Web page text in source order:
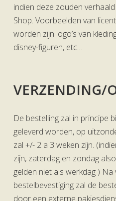
indien deze zouden
Shop. Voorbeelden van
worden zijn logo’s van
disney-figuren, etc…
VERZENDING/
De bestelling zal in principe
geleverd worden, op
zal +/- 2 a 3 weken zijn.
zijn, zaterdag en zondag
gelden niet als werkdag ) Na
bestelbevestiging zal de
door een externe